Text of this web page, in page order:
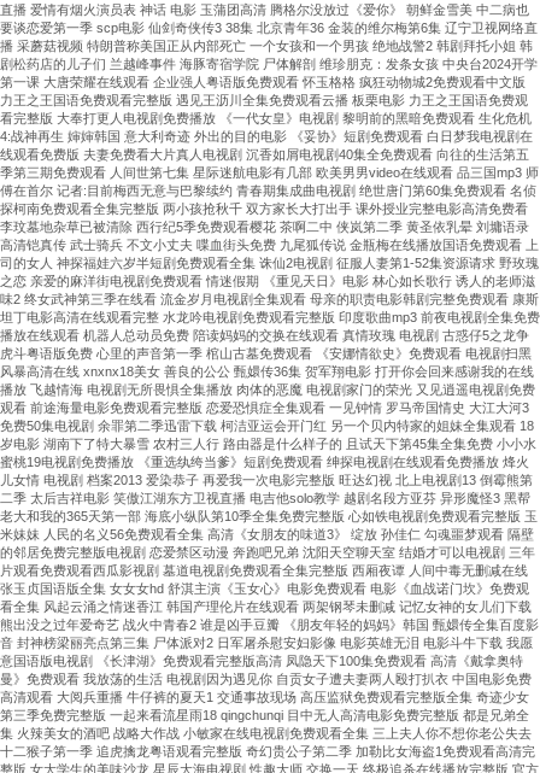
直播 爱情有烟火演员表 神话 电影 玉蒲团高清 腾格尔没放过《爱你》 朝鲜金雪美 中二病也
要谈恋爱第一季 scp电影 仙剑奇侠传3 38集 北京青年36 金装的维尔梅第6集 辽宁卫视网络直
播 采蘑菇视频 特朗普称美国正从内部死亡 一个女孩和一个男孩 绝地战警2 韩剧拜托小姐 韩
剧松药店的儿子们 兰越峰事件 海豚寄宿学院 尸体解剖 维珍朋克：发条女孩 中央台2024开学
第一课 大唐荣耀在线观看 企业强人粤语版免费观看 怀玉格格 疯狂动物城2免费观看中文版
力王之王国语免费观看完整版 遇见王沥川全集免费观看云播 板栗电影 力王之王国语免费观
看完整版 大奉打更人电视剧免费播放 《一代女皇》电视剧 黎明前的黑暗免费观看 生化危机
4:战神再生 婶婶韩国 意大利奇迹 外出的目的电影 《妥协》短剧免费观看 白日梦我电视剧在
线观看免费版 夫妻免费看大片真人电视剧 沉香如屑电视剧40集全免费观看 向往的生活第五
季第三期免费观看 人间世第七集 星际迷航电影有几部 欧美男男video在线观看 品三国mp3 师
傅在首尔 记者:目前梅西无意与巴黎续约 青春期集成曲电视剧 绝世唐门第60集免费观看 名侦
探柯南免费观看全集完整版 两小孩抢秋千 双方家长大打出手 课外授业完整电影高清免费看
李玟墓地杂草已被清除 西行纪5季免费观看樱花 茶啊二中 侠岚第二季 黄圣依乳晕 刘墉语录
高清铠真传 武士骑兵 不文小丈夫 喋血街头免费 九尾狐传说 金瓶梅在线播放国语免费观看 上
司的女人 神探福娃六岁半短剧免费观看全集 诛仙2电视剧 征服人妻第1-52集资源请求 野玫瑰
之恋 亲爱的麻洋街电视剧免费观看 情迷假期 《重见天日》电影 林心如长歌行 诱人的老师滋
味2 终女武神第三季在线看 流金岁月电视剧全集观看 母亲的职责电影韩剧完整免费观看 康斯
坦丁电影高清在线观看完整 水龙吟电视剧免费观看完整版 印度歌曲mp3 前夜电视剧全集免费
播放在线观看 机器人总动员免费 陪读妈妈的交换在线观看 真情玫瑰 电视剧 古惑仔5之龙争
虎斗粤语版免费 心里的声音第一季 棺山古墓免费观看 《安娜情欲史》免费观看 电视剧扫黑
风暴高清在线 xnxnx18美女 善良的公公 甄嬛传36集 贺军翔电影 打开你会回来感谢我的在线
播放 飞越情海 电视剧无所畏惧全集播放 肉体的恶魔 电视剧家门的荣光 又见逍遥电视剧免费
观看 前途海量电影免费观看完整版 恋爱恐惧症全集观看 一见钟情 罗马帝国情史 大江大河3
免费50集电视剧 余罪第二季迅雷下载 柯洁亚运会开门红 另一个贝内特家的姐妹全集观看 18
岁电影 湖南下了特大暴雪 农村三人行 路由器是什么样子的 且试天下第45集全集免费 小小水
蜜桃19电视剧免费播放 《重选纨绔当爹》短剧免费观看 绅探电视剧在线观看免费播放 烽火
儿女情 电视剧 档案2013 爱染恭子 再爱我一次电影完整版 旺达幻视 北上电视剧13 倒霉熊第
二季 太后吉祥电影 笑傲江湖东方卫视直播 电吉他solo教学 越剧名段方亚芬 异形魔怪3 黑帮
老大和我的365天第一部 海底小纵队第10季全集免费完整版 心如铁电视剧免费观看完整版 玉
米妹妹 人民的名义56免费观看全集 高清《女朋友的味道3》 绽放 孙佳仁 勾魂噩梦观看 隔壁
的邻居免费完整版电视剧 恋爱禁区动漫 奔跑吧兄弟 沈阳天空聊天室 结婚才可以电视剧 三年
片观看免费观看西瓜影视剧 墓道电视剧免费观看全集完整版 西厢夜谭 人间中毒无删减在线
张玉贞国语版全集 女女女hd 舒淇主演《玉女心》电影免费观看 电影《血战诺门坎》免费观
看全集 风起云涌之情迷香江 韩国产理伦片在线观看 两架钢琴未删减 记忆女神的女儿们下载
熊出没之过年爱奇艺 战火中青春2 谁是凶手豆瓣 《朋友年轻的妈妈》韩国 甄嬛传全集百度影
音 封神榜梁丽亮点第三集 尸体派对2 日军屠杀慰安妇影像 电影英雄无泪 电影斗牛下载 我愿
意国语版电视剧 《长津湖》免费观看完整版高清 凤隐天下100集免费观看 高清《戴拿奥特
曼》免费观看 我放荡的生活 电视剧因为遇见你 自贡女子遭夫妻两人殴打扒衣 中国电影免费
高清观看 大阅兵重播 牛仔裤的夏天1 交通事故现场 高压监狱免费观看完整版全集 奇迹少女
第三季免费完整版 一起来看流星雨18 qingchunqi 目中无人高清电影免费完整版 都是兄弟全
集 火辣美女的酒吧 战略大作战 小敏家在线电视剧免费观看全集 三上夫人你不想你老公失去
十二猴子第一季 追虎擒龙粤语观看完整版 奇幻贵公子第二季 加勒比女海盗1免费观看高清完
整版 女大学生的美味沙龙 星辰大海电视剧 性趣大师 交换一天 终极追杀在线播放完整版 官方